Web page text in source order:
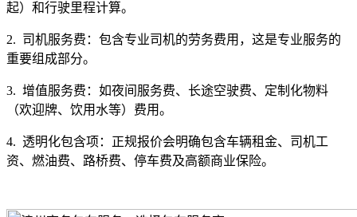
起）和行驶里程计算。
2. 司机服务费：包含专业司机的劳务费用，这是专业服务的
重要组成部分。
3. 增值服务费：如夜间服务费、长途空驶费、定制化物料
（欢迎牌、饮用水等）费用。
4. 透明化包含项：正规报价会明确包含车辆租金、司机工
资、燃油费、路桥费、停车费及高额商业保险。